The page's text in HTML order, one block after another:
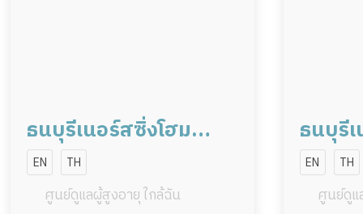
ธนบุรีเนอร์สซิ่งโฮม
สาขานนทบุรี
EN TH
ศูนย์ดูแลผู้สูงอายุ ใกล้ฉัน
ธนบุรี
สาขา
EN TH
ศูนย์ดูแ